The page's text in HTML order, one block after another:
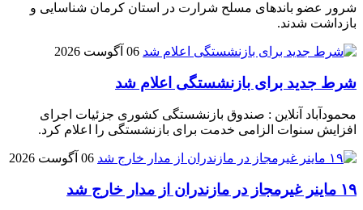
شرور عضو باند‌های مسلح شرارت در استان کرمان شناسایی و
بازداشت شدند.
06 آگوست 2026
شرط جدید برای بازنشستگی اعلام شد
محمودآباد آنلاین : صندوق بازنشستگی کشوری جزئیات اجرای
افزایش سنوات الزامی خدمت برای بازنشستگی را اعلام کرد.
06 آگوست 2026
۱۹ ماینر غیرمجاز در مازندران از مدار خارج شد